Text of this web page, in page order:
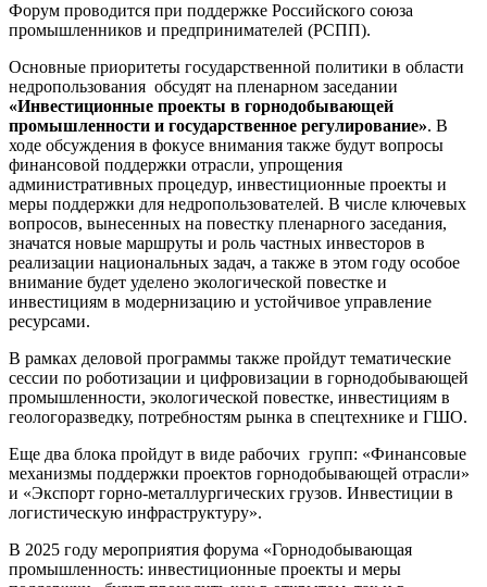
Форум проводится при поддержке Российского союза
промышленников и предпринимателей (РСПП).
Основные приоритеты государственной политики в области
недропользования обсудят на пленарном заседании
«Инвестиционные проекты в горнодобывающей
промышленности и государственное регулирование». В
ходе обсуждения в фокусе внимания также будут вопросы
финансовой поддержки отрасли, упрощения
административных процедур, инвестиционные проекты и
меры поддержки для недропользователей. В числе ключевых
вопросов, вынесенных на повестку пленарного заседания,
значатся новые маршруты и роль частных инвесторов в
реализации национальных задач, а также в этом году особое
внимание будет уделено экологической повестке и
инвестициям в модернизацию и устойчивое управление
ресурсами.
В рамках деловой программы также пройдут тематические
сессии по роботизации и цифровизации в горнодобывающей
промышленности, экологической повестке, инвестициям в
геологоразведку, потребностям рынка в спецтехнике и ГШО.
Еще два блока пройдут в виде рабочих групп: «Финансовые
механизмы поддержки проектов горнодобывающей отрасли»
и «Экспорт горно-металлургических грузов. Инвестиции в
логистическую инфраструктуру».
В 2025 году мероприятия форума «Горнодобывающая
промышленность: инвестиционные проекты и меры